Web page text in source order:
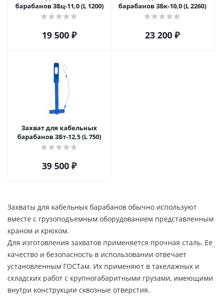
барабанов ЗБц-11,0 (L 1200)
19 500 ₽
барабанов ЗБк-10,0 (L 2260)
23 200 ₽
Захват для кабельных
барабанов ЗБт-12,5 (L 750)
39 500 ₽
Захваты для кабельных барабанов обычно используют
вместе с грузоподъемным оборудованием представленным
краном и крюком.
Для изготовления захватов применяется прочная сталь. Ее
качество и безопасность в использовании отвечает
установленным ГОСТам. Их применяют в такелажных и
складских работ с крупногабаритными грузами, имеющими
внутри конструкции сквозные отверстия.